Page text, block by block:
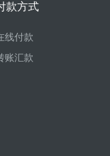
款方式
线付款
账汇款